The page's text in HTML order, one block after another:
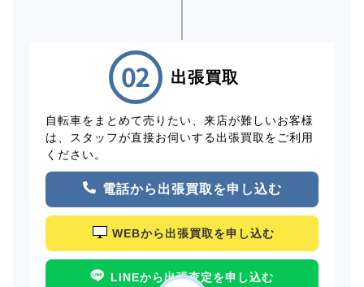
出張買取
自転車をまとめて売りたい、来店が難しいお客様
は、スタッフが直接お伺いする出張買取をご利用
ください。
電話から出張買取を申し込む
WEBから出張買取を申し込む
LINEから出張査定を申し込む